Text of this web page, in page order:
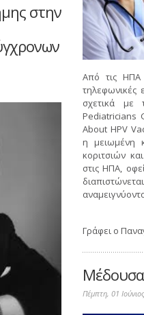
στην
Από τις ΗΠΑ
τηλεφωνικές
σχετικά με
Pediatricians
About HPV
η μειωμένη
κοριτσιών
στις ΗΠΑ,
Γράφει ο
Πέμπτη, 01